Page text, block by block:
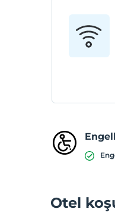
Otel